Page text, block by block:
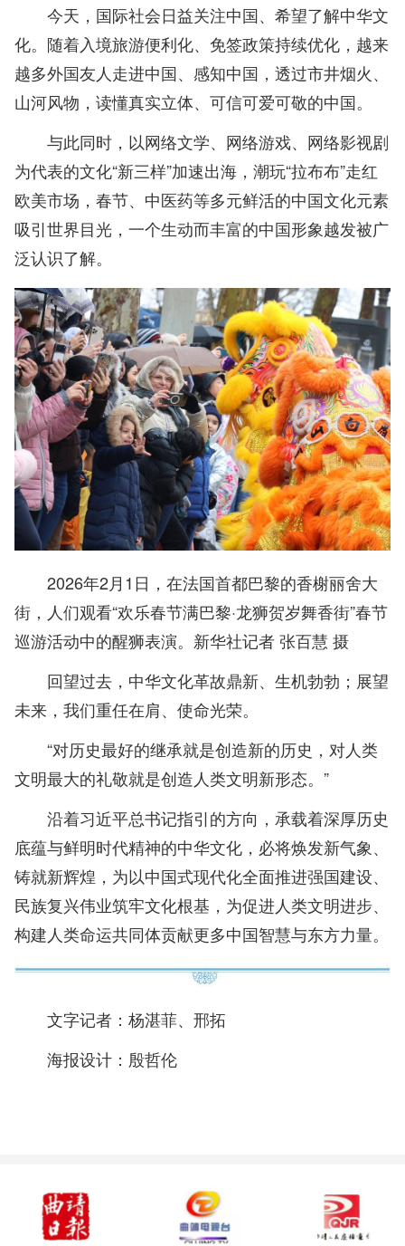
今天，国际社会日益关注中国、希望了解中华文
化。随着入境旅游便利化、免签政策持续优化，越来
越多外国友人走进中国、感知中国，透过市井烟火、
山河风物，读懂真实立体、可信可爱可敬的中国。
与此同时，以网络文学、网络游戏、网络影视剧
为代表的文化“新三样”加速出海，潮玩“拉布布”走红
欧美市场，春节、中医药等多元鲜活的中国文化元素
吸引世界目光，一个生动而丰富的中国形象越发被广
泛认识了解。
2026年2月1日，在法国首都巴黎的香榭丽舍大
街，人们观看“欢乐春节满巴黎·龙狮贺岁舞香街”春节
巡游活动中的醒狮表演。新华社记者 张百慧 摄
回望过去，中华文化革故鼎新、生机勃勃；展望
未来，我们重任在肩、使命光荣。
“对历史最好的继承就是创造新的历史，对人类
文明最大的礼敬就是创造人类文明新形态。”
沿着习近平总书记指引的方向，承载着深厚历史
底蕴与鲜明时代精神的中华文化，必将焕发新气象、
铸就新辉煌，为以中国式现代化全面推进强国建设、
民族复兴伟业筑牢文化根基，为促进人类文明进步、
构建人类命运共同体贡献更多中国智慧与东方力量。
文字记者：杨湛菲、邢拓
海报设计：殷哲伦